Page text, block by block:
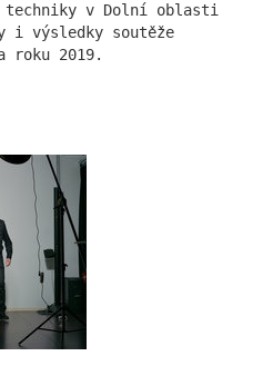
techniky v Dolní oblasti
i výsledky soutěže
roku 2019.